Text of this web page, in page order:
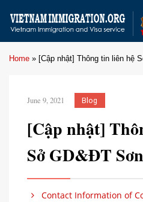
Home » [Cập nhật] Thông tin liên hệ
June 9, 2021 Blog
[Cập nhật]
Sở GD&ĐT
Contact Information of